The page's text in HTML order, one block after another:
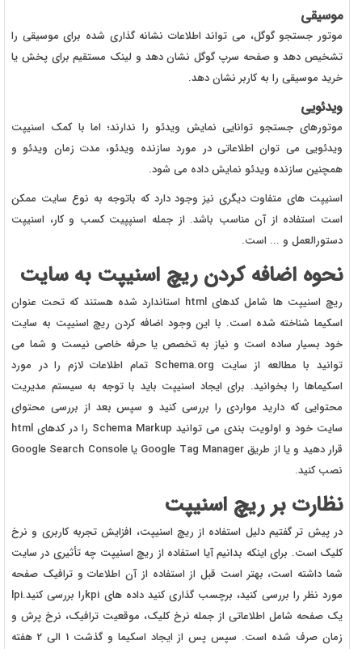
موسیقی
موتور جستجو گوگل، می تواند اطلاعات نشانه گذاری شده برای موسیقی را
تشخیص دهد و صفحه سرپ گوگل نشان دهد و لینک مستقیم برای پخش یا
خرید موسیقی را به کاربر نشان دهد.
ویدئویی
موتورهای جستجو توانایی نمایش ویدئو را ندارند؛ اما با کمک اسنیپت
ویدئویی می توان اطلاعاتی در مورد سازنده ویدئو، مدت زمان ویدئو و
همچنین سازنده ویدئو نمایش داده می شود.
اسنیپت های متفاوت دیگری نیز وجود دارد که باتوجه به نوع سایت ممکن
است استفاده از آن مناسب باشد. از جمله اسنپپیت کسب و کار، اسنیپت
دستورالعمل و ... است.
نحوه اضافه کردن ریچ اسنیپت به سایت
ریچ اسنیپت ها شامل کدهای html استاندارد شده هستند که تحت عنوان
اسکیما شناخته شده است. با این وجود اضافه کردن ریچ اسنیپت به سایت
خود بسیار ساده است و نیاز به تخصص یا حرفه خاصی نیست و شما می
توانید با مطالعه از سایت Schema.org تمام اطلاعات لازم را در مورد
اسکیماها را بخوانید. برای ایجاد اسنیپت باید با توجه به سیستم مدیریت
محتوایی که دارید مواردی را بررسی کنید و سپس بعد از بررسی محتوای
سایت خود و اولویت بندی می توانید Schema Markup را در کدهای html
قرار دهید و یا از طریق Google Tag Manager یا Google Search Console
نصب کنید.
نظارت بر ریچ اسنیپت
در پیش تر گفتیم دلیل استفاده از ریچ اسنیپت، افزایش تجربه کاربری و نرخ
کلیک است. برای اینکه بدانیم آیا استفاده از ریچ اسنیپت چه تأثیری در سایت
شما داشته است، بهتر است قبل از استفاده از آن اطلاعات و ترافیک صفحه
مورد نظر را بررسی کنید، برچسب گذاری کنید داده های kpiرا بررسی کنید.lpi
یک صفحه شامل اطلاعاتی از جمله نرخ کلیک، موقعیت ترافیک، نرخ پرش و
زمان صرف شده است. سپس پس از ایجاد اسکیما و گذشت 1 الی 2 هفته